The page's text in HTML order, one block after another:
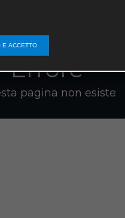
Errore
pagina non esiste
E ACCETTO